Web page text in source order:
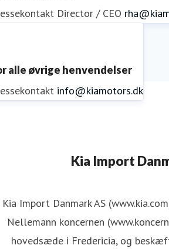
Director / CEO
alle øvrige henvendelser
info@kiamotors.dk
Kia Import
Kia Import Danmark AS
Nellemann koncernen
hovedsæde i Fredericia, og